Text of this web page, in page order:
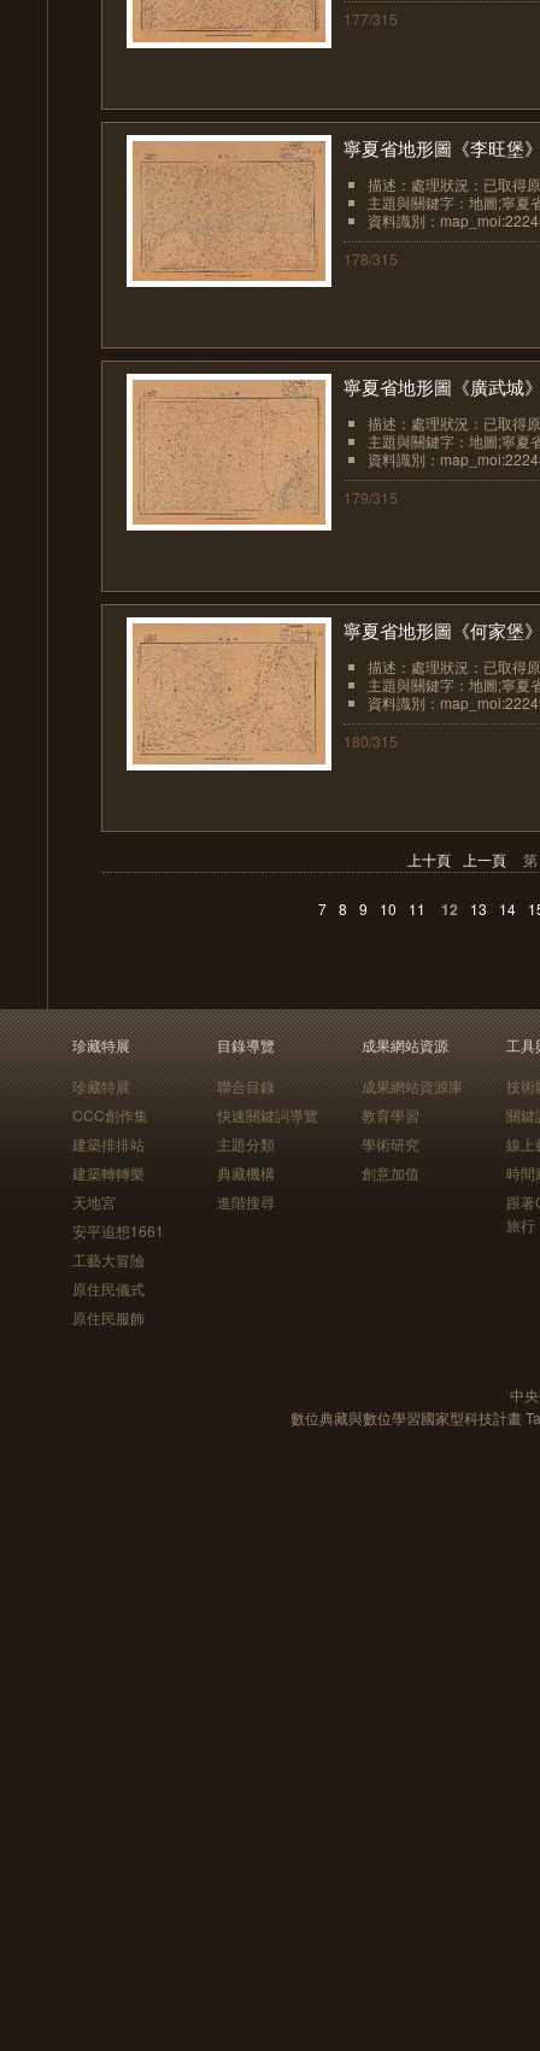
177/315
寧夏省地形圖《李旺堡
描述：處理狀況：已取得
主題與關鍵字：地圖;寧夏
資料識別：
178/315
寧夏省地形圖《廣武城
描述：處理狀況：已取得
主題與關鍵字：地圖;寧夏
資料識別：
179/315
寧夏省地形圖《何家堡
描述：處理狀況：已取得
主題與關鍵字：地圖;寧夏
資料識別：
180/315
上十頁 上一頁
7 8 9 10 11 12 13 14
珍藏特展
珍藏特展
CCC創作集
建築排排站
建築轉轉樂
天地宮
安平追想1661
工藝大冒險
原住民儀式
原住民服飾
目錄導覽
聯合目錄
快速關鍵詞導覽
主題分類
典藏機構
進階搜尋
成果網站資源
成果網站資源庫
教育學習
學術研究
創意加值
工具
技術
關鍵
線上
時間
跟
旅行
中
數位典藏與數位學習國家型科技計畫